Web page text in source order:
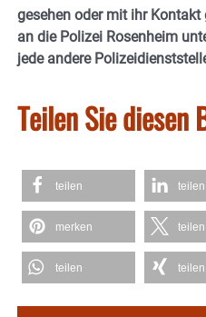
gesehen oder mit ihr
an die Polizei Rosenheim
jede andere
Teilen Sie diesen
teilen teilen
merken teilen
teilen teilen